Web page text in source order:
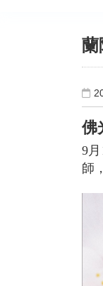
蘭
佛
9
師